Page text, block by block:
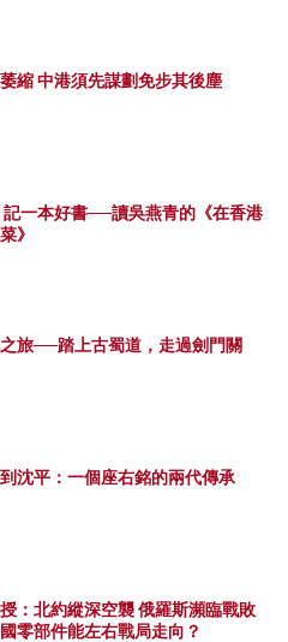
縮 中港須先謀劃免步其後塵
記一本好書──讀吳燕青的《在香港
》
旅──踏上古蜀道，走過劍門關
沈平：一個座右銘的兩代傳承
：北約縱深空襲 俄羅斯瀕臨戰敗
零部件能左右戰局走向？